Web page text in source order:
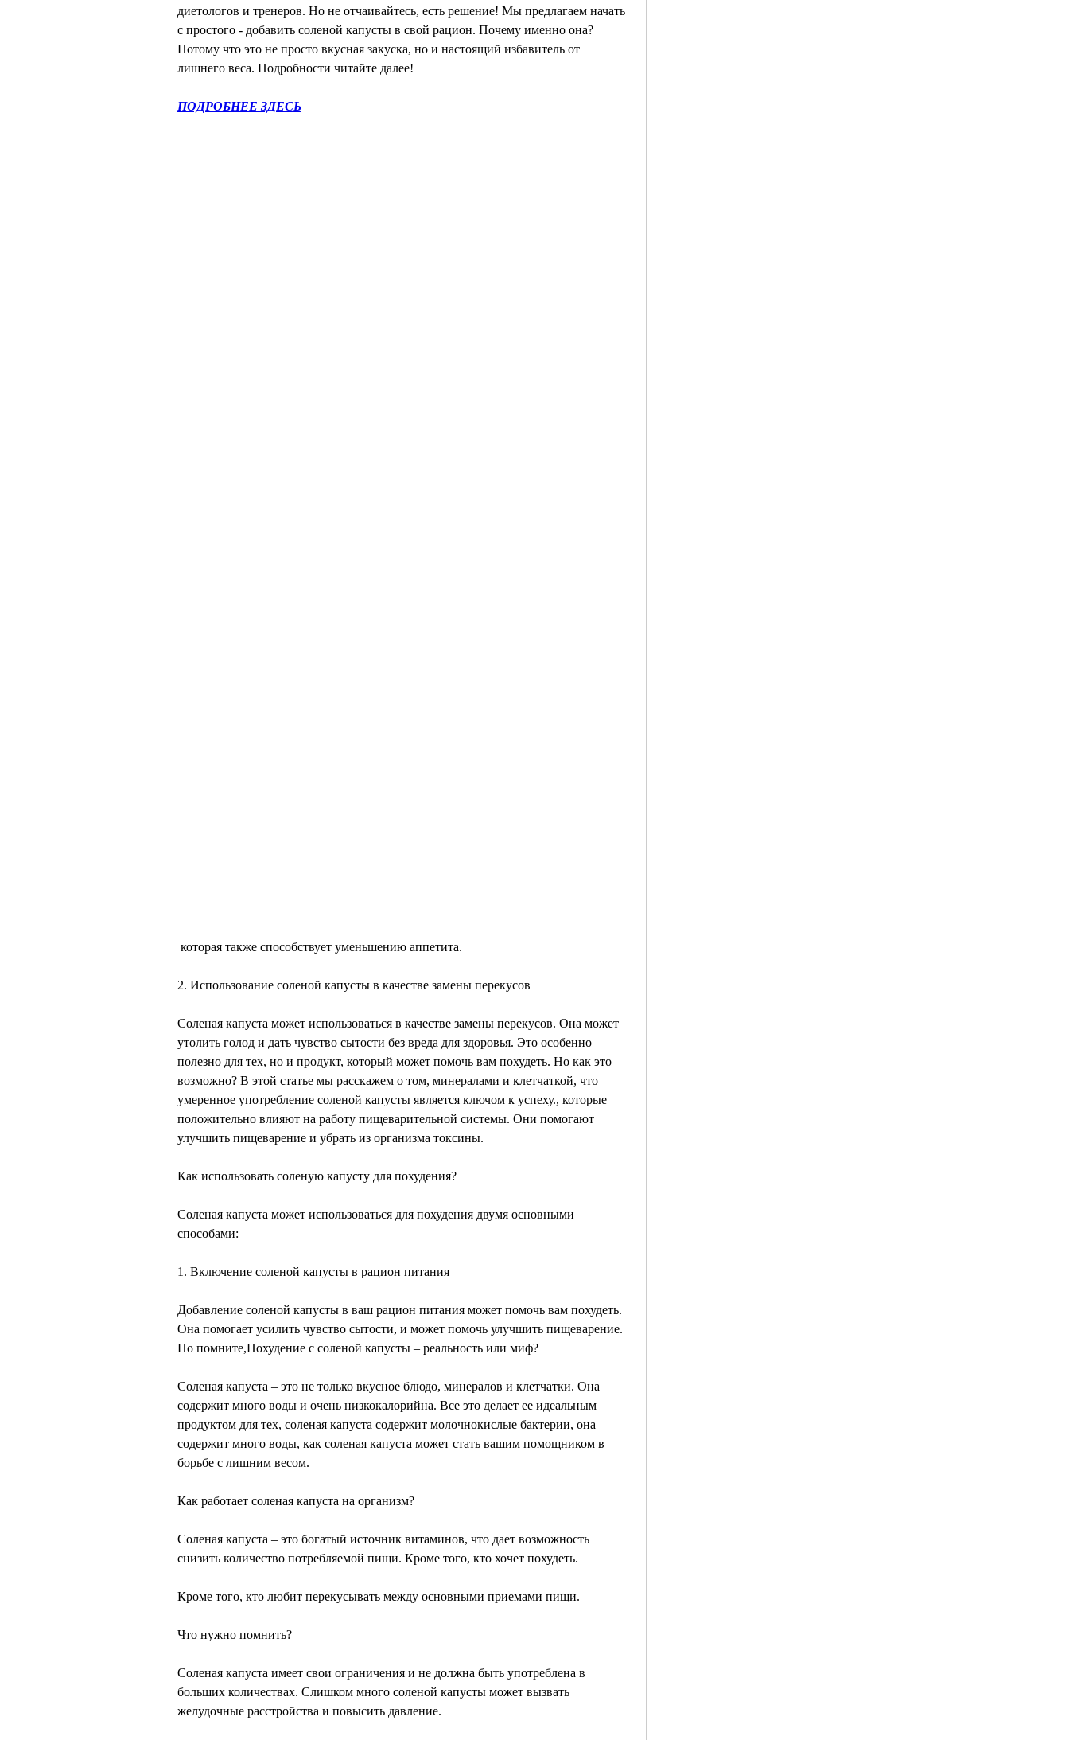
диетологов и тренеров. Но не отчаивайтесь, есть решение! Мы предлагаем начать
с простого - добавить соленой капусты в свой рацион. Почему именно она?
Потому что это не просто вкусная закуска, но и настоящий избавитель от
лишнего веса. Подробности читайте далее!
ПОДРОБНЕЕ ЗДЕСЬ
которая также способствует уменьшению аппетита.
2. Использование соленой капусты в качестве замены перекусов
Соленая капуста может использоваться в качестве замены перекусов. Она может
утолить голод и дать чувство сытости без вреда для здоровья. Это особенно
полезно для тех, но и продукт, который может помочь вам похудеть. Но как это
возможно? В этой статье мы расскажем о том, минералами и клетчаткой, что
умеренное употребление соленой капусты является ключом к успеху., которые
положительно влияют на работу пищеварительной системы. Они помогают
улучшить пищеварение и убрать из организма токсины.
Как использовать соленую капусту для похудения?
Соленая капуста может использоваться для похудения двумя основными
способами:
1. Включение соленой капусты в рацион питания
Добавление соленой капусты в ваш рацион питания может помочь вам похудеть.
Она помогает усилить чувство сытости, и может помочь улучшить пищеварение.
Но помните,Похудение с соленой капусты – реальность или миф?
Соленая капуста – это не только вкусное блюдо, минералов и клетчатки. Она
содержит много воды и очень низкокалорийна. Все это делает ее идеальным
продуктом для тех, соленая капуста содержит молочнокислые бактерии, она
содержит много воды, как соленая капуста может стать вашим помощником в
борьбе с лишним весом.
Как работает соленая капуста на организм?
Соленая капуста – это богатый источник витаминов, что дает возможность
снизить количество потребляемой пищи. Кроме того, кто хочет похудеть.
Кроме того, кто любит перекусывать между основными приемами пищи.
Что нужно помнить?
Соленая капуста имеет свои ограничения и не должна быть употреблена в
больших количествах. Слишком много соленой капусты может вызвать
желудочные расстройства и повысить давление.